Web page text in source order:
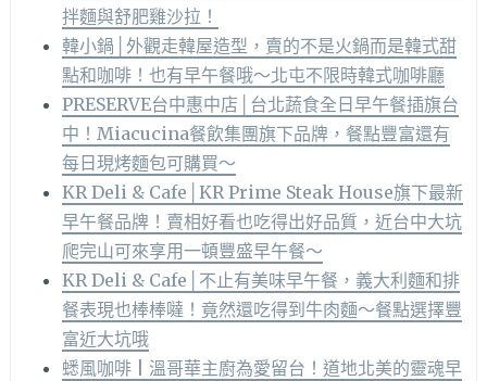
拌麵與舒肥雞沙拉！
韓小鍋│外觀走韓屋造型，賣的不是火鍋而是韓式甜
點和咖啡！也有早午餐哦～北屯不限時韓式咖啡廳
PRESERVE台中惠中店│台北蔬食全日早午餐插旗台
中！Miacucina餐飲集團旗下品牌，餐點豐富還有
每日現烤麵包可購買～
KR Deli & Cafe│KR Prime Steak House旗下最新
早午餐品牌！賣相好看也吃得出好品質，近台中大坑
爬完山可來享用一頓豐盛早午餐～
KR Deli & Cafe│不止有美味早午餐，義大利麵和排
餐表現也棒棒噠！竟然還吃得到牛肉麵～餐點選擇豐
富近大坑哦
蟋風咖啡 | 溫哥華主廚為愛留台！道地北美的靈魂早